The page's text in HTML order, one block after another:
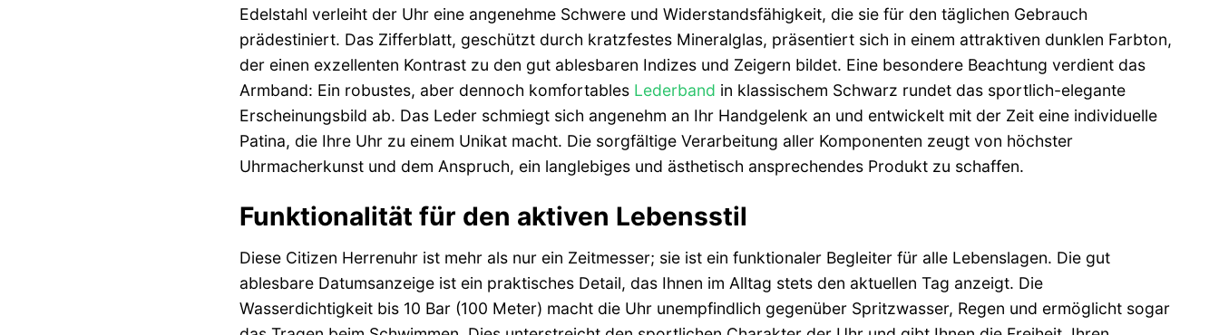
Edelstahl verleiht der Uhr eine angenehme Schwere und Widerstandsfähigkeit, die sie für den täglichen Gebrauch
prädestiniert. Das Zifferblatt, geschützt durch kratzfestes Mineralglas, präsentiert sich in einem attraktiven dunklen Farbton,
der einen exzellenten Kontrast zu den gut ablesbaren Indizes und Zeigern bildet. Eine besondere Beachtung verdient das
Armband: Ein robustes, aber dennoch komfortables Lederband in klassischem Schwarz rundet das sportlich-elegante
Erscheinungsbild ab. Das Leder schmiegt sich angenehm an Ihr Handgelenk an und entwickelt mit der Zeit eine individuelle
Patina, die Ihre Uhr zu einem Unikat macht. Die sorgfältige Verarbeitung aller Komponenten zeugt von höchster
Uhrmacherkunst und dem Anspruch, ein langlebiges und ästhetisch ansprechendes Produkt zu schaffen.
Funktionalität für den aktiven Lebensstil
Diese Citizen Herrenuhr ist mehr als nur ein Zeitmesser; sie ist ein funktionaler Begleiter für alle Lebenslagen. Die gut
ablesbare Datumsanzeige ist ein praktisches Detail, das Ihnen im Alltag stets den aktuellen Tag anzeigt. Die
Wasserdichtigkeit bis 10 Bar (100 Meter) macht die Uhr unempfindlich gegenüber Spritzwasser, Regen und ermöglicht sogar